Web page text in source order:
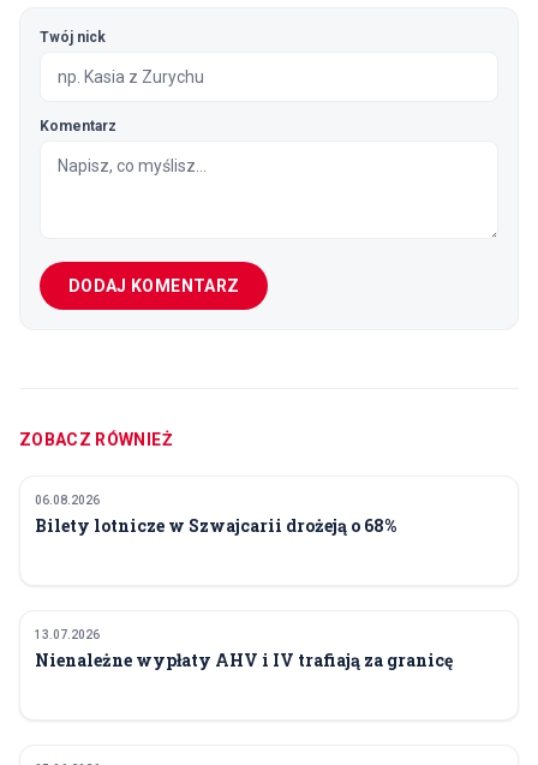
Twój nick
Komentarz
DODAJ KOMENTARZ
ZOBACZ RÓWNIEŻ
FINANSE I POLITYKA
06.08.2026
Bilety lotnicze w Szwajcarii drożeją o 68%
FINANSE I POLITYKA
13.07.2026
Nienależne wypłaty AHV i IV trafiają za granicę